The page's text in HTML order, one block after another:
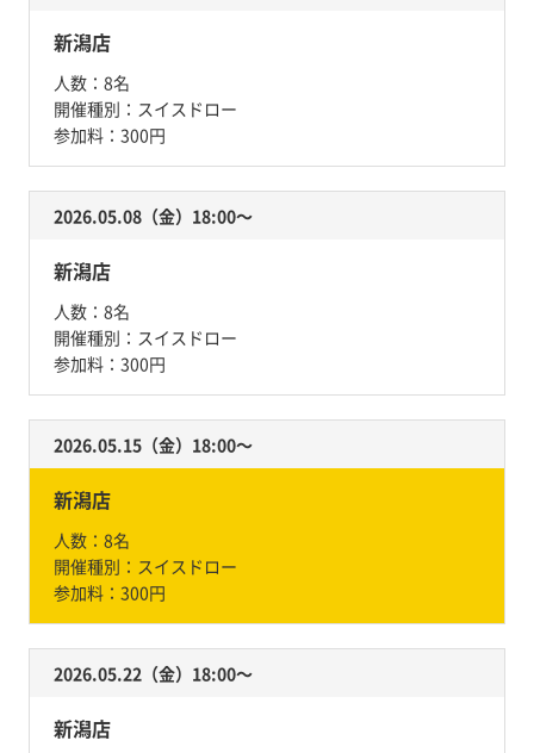
新潟店
人数： 8名
開催種別： スイスドロー
参加料： 300円
2026.05.08（金）18:00〜
新潟店
人数： 8名
開催種別： スイスドロー
参加料： 300円
2026.05.15（金）18:00〜
新潟店
人数： 8名
開催種別： スイスドロー
参加料： 300円
2026.05.22（金）18:00〜
新潟店